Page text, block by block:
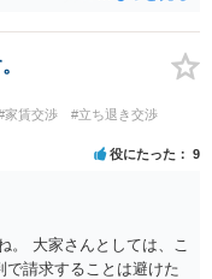
家賃交渉
#立ち退き交渉
役にたった 9
。 大家さんとしては、こ
請求することは避けた